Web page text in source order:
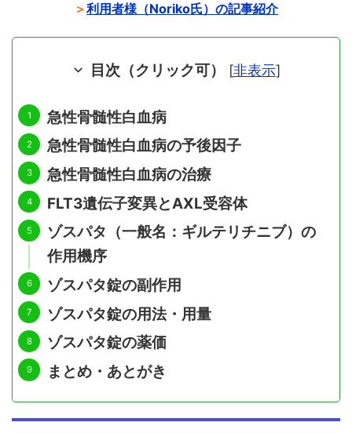
＞利用者様（Noriko氏）の記事紹介
目次（クリック可） [非表示]
急性骨髄性白血病
急性骨髄性白血病の予後因子
急性骨髄性白血病の治療
FLT3遺伝子変異とAXL受容体
ゾスパタ（一般名：ギルテリチニブ）の
作用機序
ゾスパタ錠の副作用
ゾスパタ錠の用法・用量
ゾスパタ錠の薬価
まとめ・あとがき